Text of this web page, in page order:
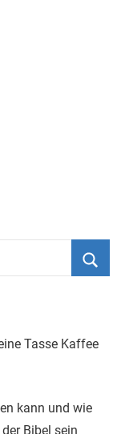
kann und wie
Bibel sein